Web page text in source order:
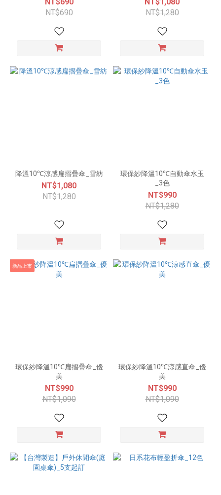
NT$690
NT$1,280
降溫10℃涼感扁摺疊傘_雪紡
NT$1,080
NT$1,280
環保紗降溫10℃自動傘水玉
_3色
NT$990
NT$1,280
新品上市
環保紗降溫10℃扁摺疊傘_優
美
NT$990
NT$1,090
環保紗降溫10℃涼感直傘_優
美
NT$990
NT$1,090